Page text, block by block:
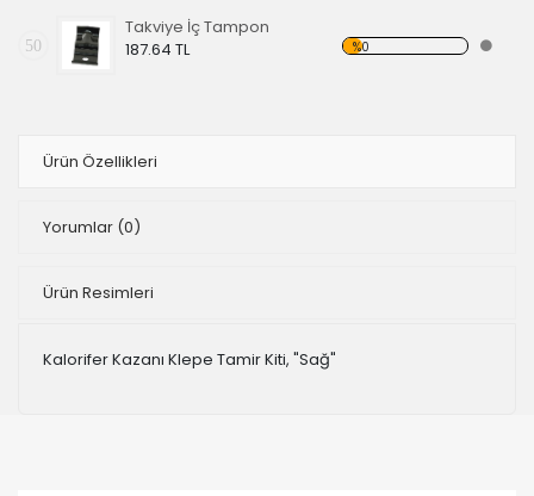
50
Takviye İç Tampon
187.64 TL
%0
Ürün Özellikleri
Yorumlar (0)
Ürün Resimleri
Kalorifer Kazanı Klepe Tamir Kiti, "Sağ"